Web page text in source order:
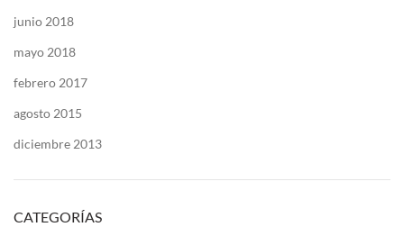
junio 2018
mayo 2018
febrero 2017
agosto 2015
diciembre 2013
CATEGORÍAS